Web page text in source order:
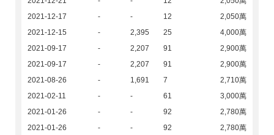
2021-12-17
- - 12
2,050萬
2021-12-15
- 2,395 25
4,000萬
2021-09-17
- 2,207 91
2,900萬
2021-09-17
- 2,207 91
2,900萬
2021-08-26
- 1,691 7
2,710萬
2021-02-11
- - 61
3,000萬
2021-01-26
- - 92
2,780萬
2021-01-26
- - 92
2,780萬